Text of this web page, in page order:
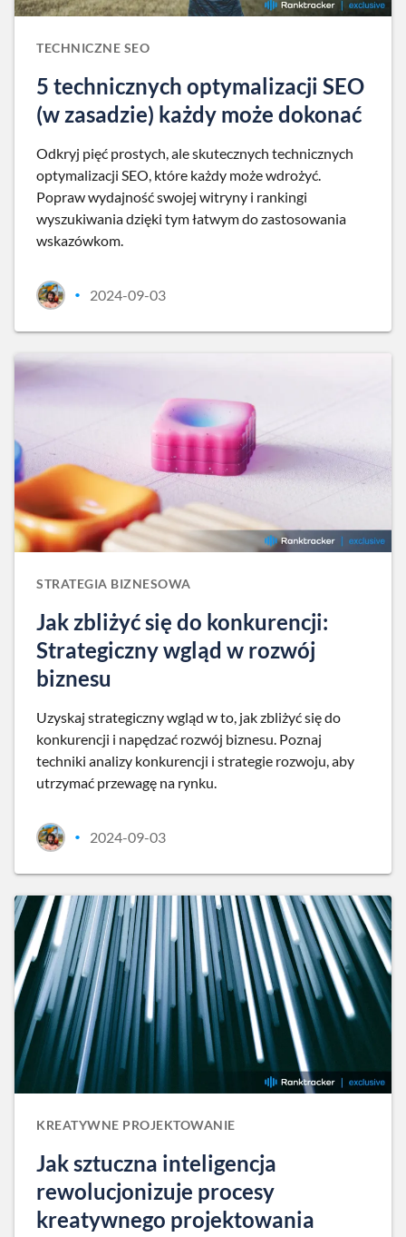
TECHNICZNE SEO
5 technicznych optymalizacji SEO
(w zasadzie) każdy może dokonać
Odkryj pięć prostych, ale skutecznych technicznych
optymalizacji SEO, które każdy może wdrożyć.
Popraw wydajność swojej witryny i rankingi
wyszukiwania dzięki tym łatwym do zastosowania
wskazówkom.
• 2024-09-03
STRATEGIA BIZNESOWA
Jak zbliżyć się do konkurencji:
Strategiczny wgląd w rozwój
biznesu
Uzyskaj strategiczny wgląd w to, jak zbliżyć się do
konkurencji i napędzać rozwój biznesu. Poznaj
techniki analizy konkurencji i strategie rozwoju, aby
utrzymać przewagę na rynku.
• 2024-09-03
KREATYWNE PROJEKTOWANIE
Jak sztuczna inteligencja
rewolucjonizuje procesy
kreatywnego projektowania